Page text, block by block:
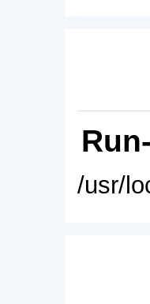
/usr/